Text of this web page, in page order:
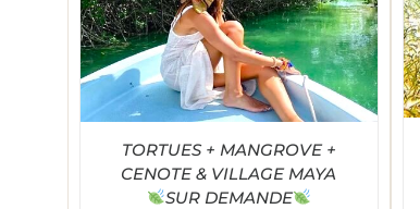
TORTUES + MANGROVE +
CENOTE & VILLAGE MAYA
SUR DEMANDE
Note4.96
sur 5
SELECT OPTIONS / DÉTAILS